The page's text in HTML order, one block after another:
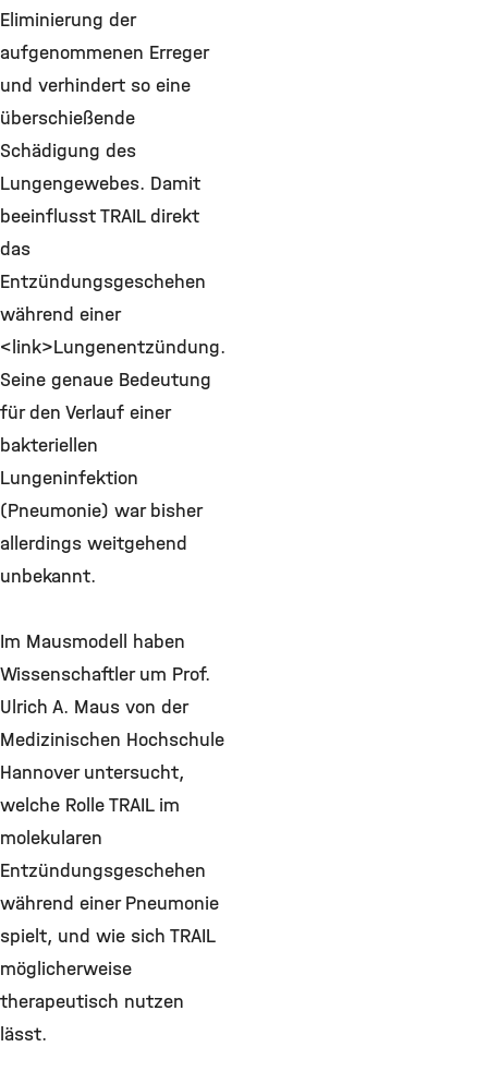
Eliminierung der
aufgenommenen Erreger
und verhindert so eine
überschießende
Schädigung des
Lungengewebes. Damit
beeinflusst TRAIL direkt
das
Entzündungsgeschehen
während einer
<link>Lungenentzündung.
Seine genaue Bedeutung
für den Verlauf einer
bakteriellen
Lungeninfektion
(Pneumonie) war bisher
allerdings weitgehend
unbekannt.
Im Mausmodell haben
Wissenschaftler um Prof.
Ulrich A. Maus von der
Medizinischen Hochschule
Hannover untersucht,
welche Rolle TRAIL im
molekularen
Entzündungsgeschehen
während einer Pneumonie
spielt, und wie sich TRAIL
möglicherweise
therapeutisch nutzen
lässt.